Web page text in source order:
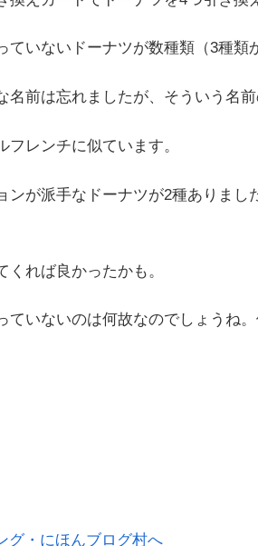
ていないドーナツが数種類（3種類
名前は忘れましたが、そういう名
フレンチに似ています。
ンが派手なドーナツが2種ありま
くれば良かったかも。
ていないのは何故なのでしょうね